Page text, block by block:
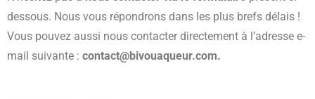
dessous. Nous vous répondrons dans les plus brefs délais !
Vous pouvez aussi nous contacter directement à l’adresse e-
mail suivante : contact@bivouaqueur.com.